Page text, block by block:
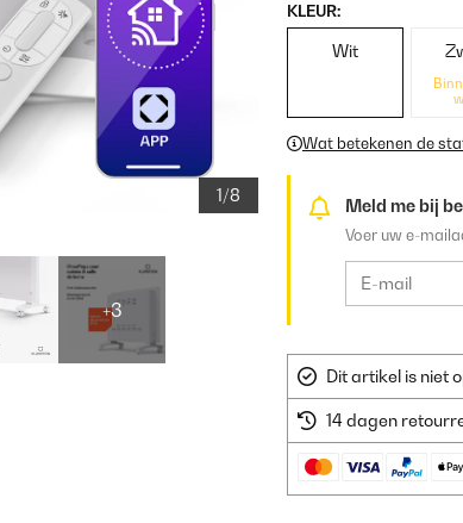
1/8
+3
KLEUR:
Wit
Wat betekenen de
Meld me bij
Voer uw e-
Dit artikel is niet
14 dagen